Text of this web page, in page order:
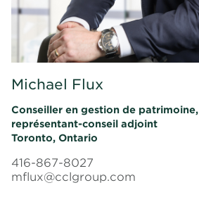
Michael Flux
Conseiller en gestion de patrimoine,
représentant-conseil adjoint
Toronto, Ontario
416-867-8027
mflux@cclgroup.com